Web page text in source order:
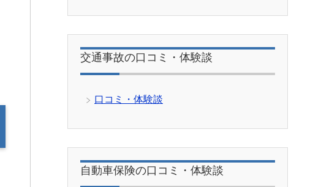
交通事故の口コミ・体験談
口コミ・体験談
自動車保険の口コミ・体験談